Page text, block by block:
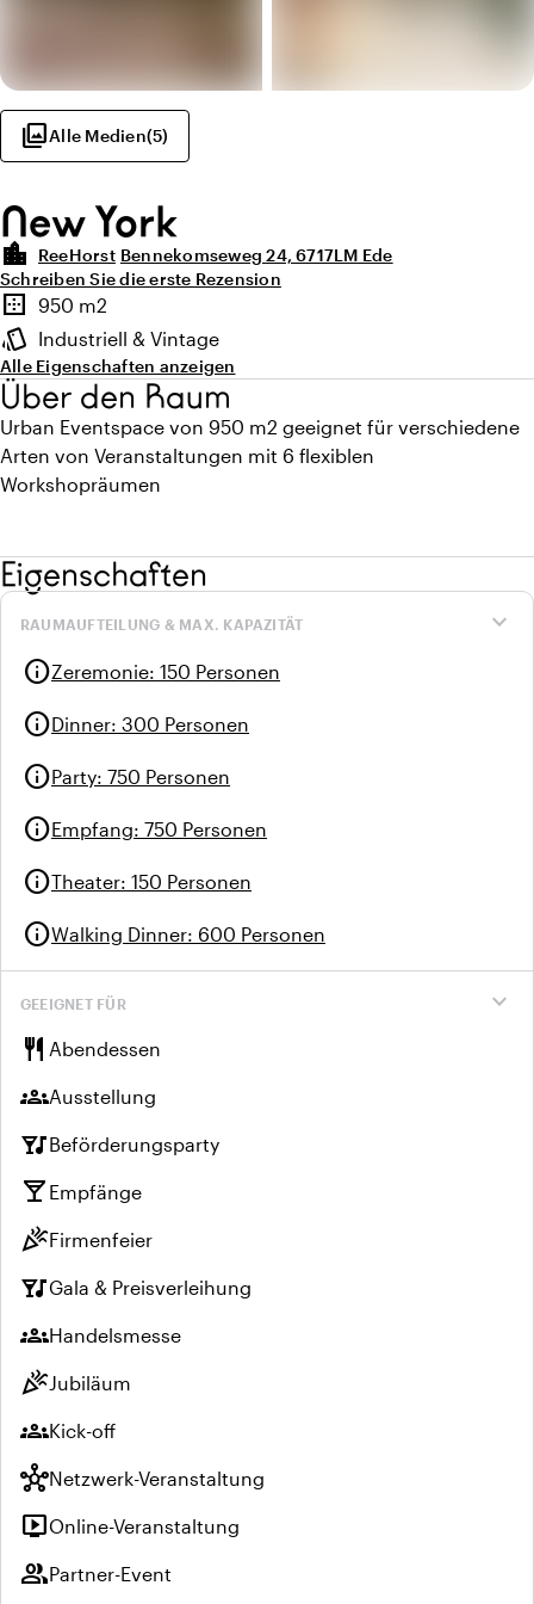
photo_libraryAlle Medien(5)
New York
location_city ReeHorst Bennekomseweg 24, 6717LM Ede
Schreiben Sie die erste Rezension
Highlights
border_outer
Fläche
950 m2
style
Ambiente
Industriell & Vintage
Alle Eigenschaften anzeigen
Über den Raum
Urban Eventspace von 950 m2 geeignet für verschiedene
Arten von Veranstaltungen mit 6 flexiblen
Workshopräumen
Eigenschaften
expand_more
RAUMAUFTEILUNG & MAX. KAPAZITÄT
infoZeremonie: 150 Personen
infoDinner: 300 Personen
infoParty: 750 Personen
infoEmpfang: 750 Personen
infoTheater: 150 Personen
infoWalking Dinner: 600 Personen
expand_more
GEEIGNET FÜR
restaurant Abendessen
groupsAusstellung
nightlifeBeförderungsparty
local_bar Empfänge
celebrationFirmenfeier
nightlifeGala & Preisverleihung
groupsHandelsmesse
celebrationJubiläum
groupsKick-off
hubNetzwerk-Veranstaltung
live_tvOnline-Veranstaltung
groupPartner-Event